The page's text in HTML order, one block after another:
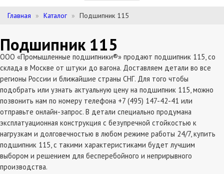
Главная Каталог Подшипник 115
Подшипник 115
ООО «Промышленные подшипники®» продают подшипник 115, со
склада в Москве от штуки до вагона. Доставляем детали во все
регионы России и ближайшие страны СНГ. Для того чтобы
подобрать или узнать актуальную цену на подшипник 115, можно
позвонить нам по номеру телефона +7 (495) 147-42-41 или
отправьте онлайн-запрос. В детали специально продумана
эксплатуационная конструкция с безупречной стойкостью к
нагрузкам и долговечностью в любом режиме работы 24/7, купить
подшипник 115, с такими характеристиками будет лучшим
выбором и решением для бесперебойного и неприрывного
производства.